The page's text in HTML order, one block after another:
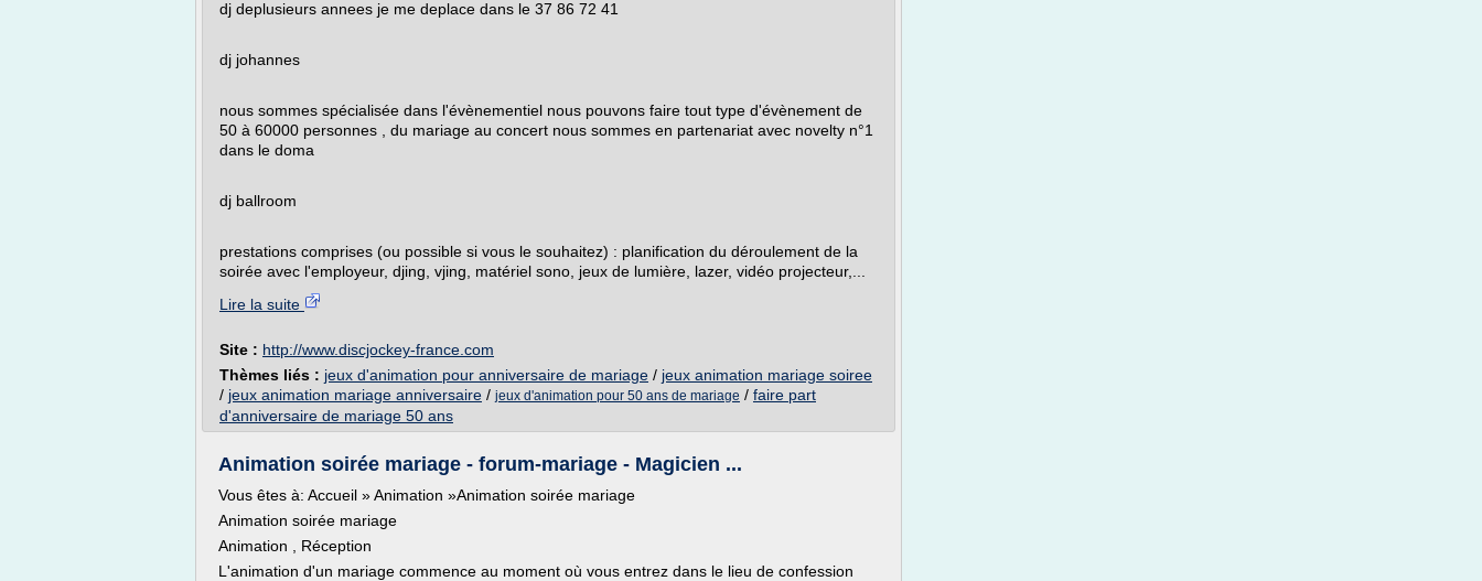
dj deplusieurs annees je me deplace dans le 37 86 72 41
dj johannes
nous sommes spécialisée dans l'évènementiel nous pouvons faire tout type d'évènement de
50 à 60000 personnes , du mariage au concert nous sommes en partenariat avec novelty n°1
dans le doma
dj ballroom
prestations comprises (ou possible si vous le souhaitez) : planification du déroulement de la
soirée avec l'employeur, djing, vjing, matériel sono, jeux de lumière, lazer, vidéo projecteur,...
Lire la suite
Site : http://www.discjockey-france.com
Thèmes liés : jeux d'animation pour anniversaire de mariage / jeux animation mariage soiree
/ jeux animation mariage anniversaire / jeux d'animation pour 50 ans de mariage / faire part
d'anniversaire de mariage 50 ans
Animation soirée mariage - forum-mariage - Magicien ...
Vous êtes à: Accueil » Animation »Animation soirée mariage
Animation soirée mariage
Animation , Réception
L'animation d'un mariage commence au moment où vous entrez dans le lieu de confession